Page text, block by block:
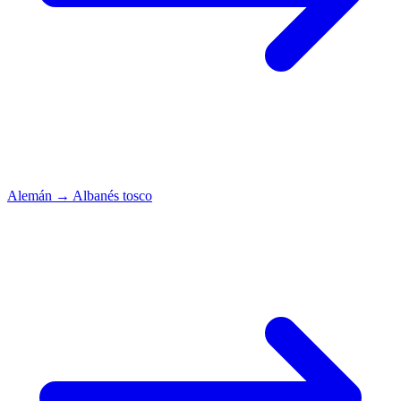
Alemán → Albanés tosco